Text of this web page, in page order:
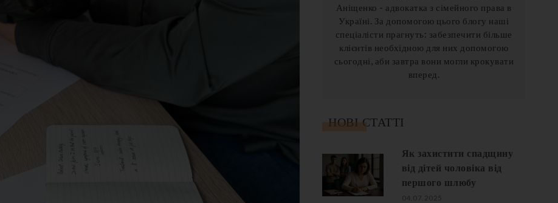
Аніщенко - адвокатка з сімейного права в
Україні. За допомогою цього блогу наші
спеціалісти прагнуть: забезпечити більше
клієнтів необхідною для них допомогою
сьогодні, аби завтра вони могли крокувати
вперед.
НОВІ СТАТТІ
Як захистити спадщину
від дітей чоловіка від
першого шлюбу
04.07.2025